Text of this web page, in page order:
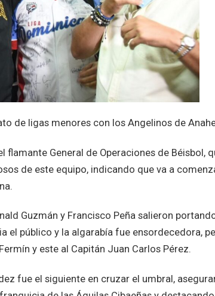
de ligas menores con los Angelinos de
flamante General de Operaciones de Béisbol,
de este equipo, indicando que va a
Guzmán y Francisco Peña salieron
el público y la algarabía fue ensordecedora,
y este al Capitán Juan Carlos Pérez.
fue el siguiente en cruzar el umbral,